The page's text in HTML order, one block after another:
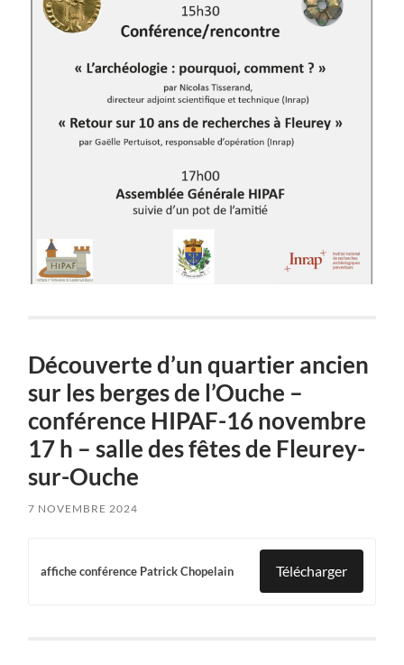
Découverte d’un quartier ancien
sur les berges de l’Ouche –
conférence HIPAF-16 novembre
17 h – salle des fêtes de Fleurey-
sur-Ouche
7 NOVEMBRE 2024
affiche conférence Patrick Chopelain Télécharger